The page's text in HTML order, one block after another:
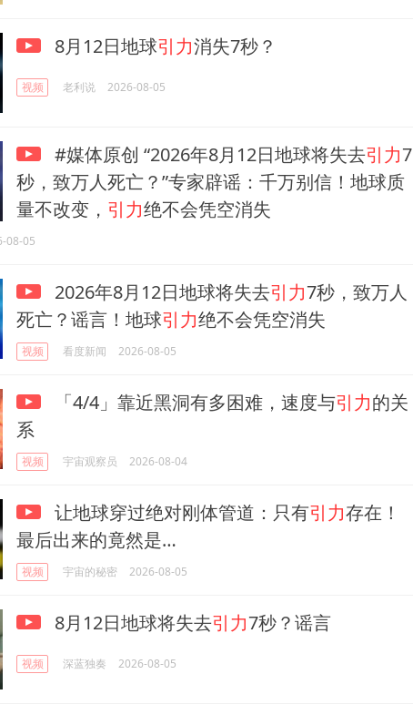
8月12日地球引力消失7秒？
视频 老利说 2026-08-05
#媒体原创 “2026年8月12日地球将失去引力7
秒，致万人死亡？”专家辟谣：千万别信！地球质
量不改变， 引力绝不会凭空消失
08-05
2026年8月12日地球将失去引力7秒，致万人
死亡？谣言！地球引力绝不会凭空消失
视频 看度新闻 2026-08-05
「4/4」靠近黑洞有多困难，速度与引力的关
系
视频 宇宙观察员 2026-08-04
让地球穿过绝对刚体管道：只有引力存在！
最后出来的竟然是…
视频 宇宙的秘密 2026-08-05
8月12日地球将失去引力7秒？谣言
视频 深蓝独奏 2026-08-05